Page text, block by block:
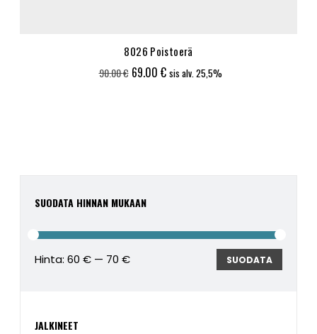
SUODATA HINNAN MUKAAN
SUODATA
Hinta:60 € — 70 €
JALKINEET
8026 Poistoerä
90.00€ Alkuperäinen
69.00 €Nykyinen
sis alv. 25,5%